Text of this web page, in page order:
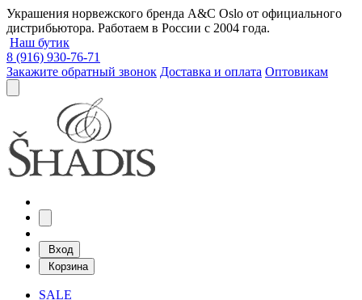
Украшения норвежского бренда A&C Oslo от официального
дистрибьютора. Работаем в России с 2004 года.
Наш бутик
8 (916) 930-76-71
Закажите обратный звонок Доставка и оплата Оптовикам
Вход
Корзина
SALE